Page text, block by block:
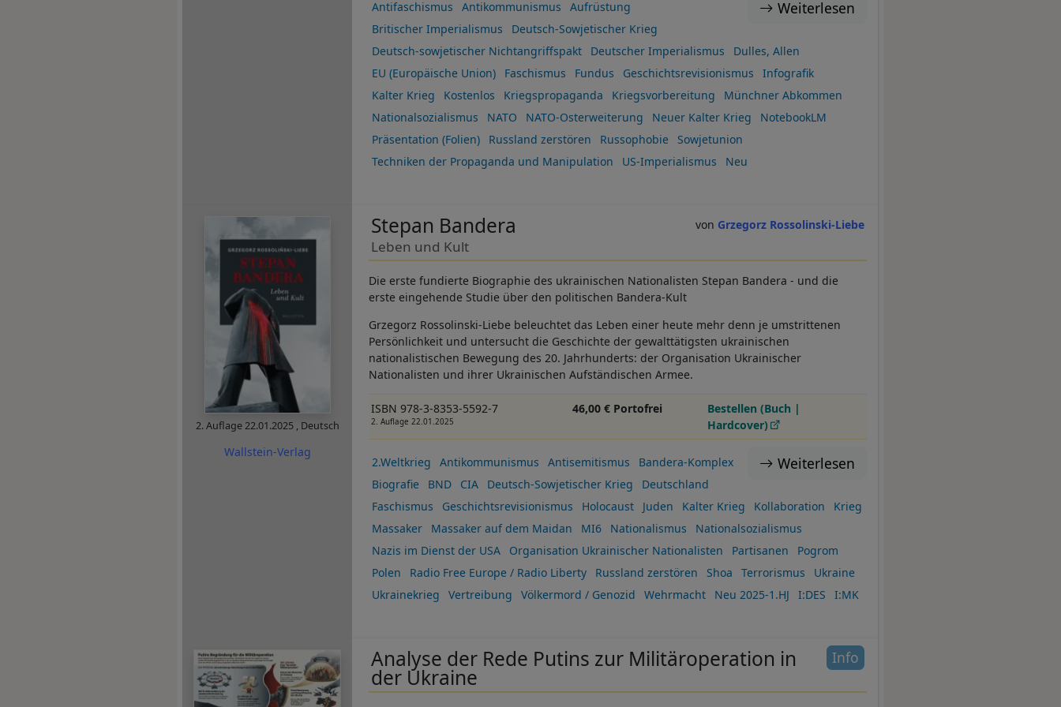
Weiterlesen
Antifaschismus Antikommunismus
Aufrüstung
Britischer Imperialismus
Deutsch-Sowjetischer Krieg
Deutsch-sowjetischer Nichtangriffspakt
Deutscher Imperialismus
Dulles, Allen
EU (Europäische Union)
Faschismus Fundus Geschichtsrevisionismus
Infografik
Kalter Krieg
Kostenlos Kriegspropaganda Kriegsvorbereitung
Münchner Abkommen
Nationalsozialismus
NATO NATO-Osterweiterung Neuer Kalter Krieg
NotebookLM
Präsentation (Folien)
Russland zerstören Russophobie
Sowjetunion
Techniken der Propaganda und Manipulation
US-Imperialismus Neu
2. Auflage22.01.2025 , Deutsch
Wallstein-Verlag
Grzegorz Rossolinski-Liebe
Stepan Bandera
Leben und Kult
Die erste fundierte Biographie des ukrainischen Nationalisten Stepan Bandera - und die
erste eingehende Studie über den politischen Bandera-Kult
Grzegorz Rossolinski-Liebe beleuchtet das Leben einer heute mehr denn je umstrittenen
Persönlichkeit und untersucht die Geschichte der gewalttätigsten ukrainischen
nationalistischen Bewegung des 20. Jahrhunderts: der Organisation Ukrainischer
Nationalisten und ihrer Ukrainischen Aufständischen Armee.
ISBN 978-3-8353-5592-7
2. Auflage 22.01.2025
46,00 € Portofrei
Bestellen (Buch |
Hardcover)
Weiterlesen
2.Weltkrieg Antikommunismus Antisemitismus
Bandera-Komplex
Biografie
BND CIA Deutsch-Sowjetischer Krieg
Deutschland
Faschismus
Geschichtsrevisionismus Holocaust Juden Kalter Krieg Kollaboration
Krieg
Massaker
Massaker auf dem Maidan MI6 Nationalismus
Nationalsozialismus
Nazis im Dienst der USA
Organisation Ukrainischer Nationalisten Partisanen
Pogrom
Polen
Radio Free Europe / Radio Liberty Russland zerstören Shoa Terrorismus
Ukraine
Ukrainekrieg
Vertreibung Völkermord / Genozid Wehrmacht Neu 2025-1.HJ I:DES I:MK
Info
Analyse der Rede Putins zur Militäroperation in
der Ukraine